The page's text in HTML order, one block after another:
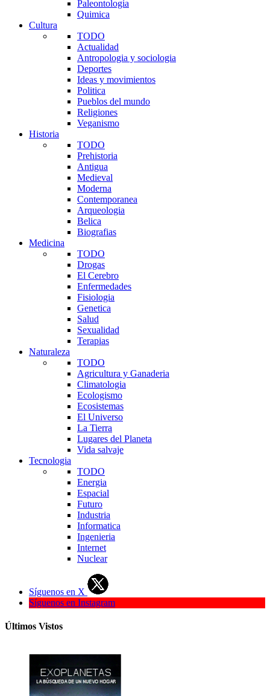
Paleontologia
Quimica
Cultura
TODO
Actualidad
Antropologia y sociologia
Deportes
Ideas y movimientos
Politica
Pueblos del mundo
Religiones
Veganismo
Historia
TODO
Prehistoria
Antigua
Medieval
Moderna
Contemporanea
Arqueologia
Belica
Biografias
Medicina
TODO
Drogas
El Cerebro
Enfermedades
Fisiologia
Genetica
Salud
Sexualidad
Terapias
Naturaleza
TODO
Agricultura y Ganaderia
Climatologia
Ecologismo
Ecosistemas
El Universo
La Tierra
Lugares del Planeta
Vida salvaje
Tecnologia
TODO
Energia
Espacial
Futuro
Industria
Informatica
Ingenieria
Internet
Nuclear
Síguenos en X
Síguenos en Instagram
Últimos Vistos